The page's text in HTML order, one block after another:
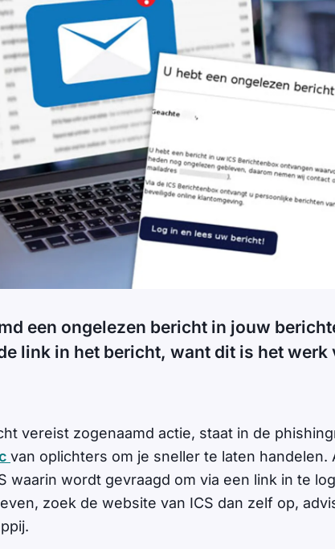
een ongelezen bericht in jouw
link in het bericht, want dit is het werk
vereist zogenaamd actie, staat in de
van oplichters om je sneller te laten handelen.
waarin wordt gevraagd om via een link in te
zoek de website van ICS dan zelf op,